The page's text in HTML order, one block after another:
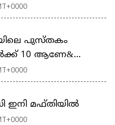
പുസ്തകം
10 ആണേ&...
ഇനി മഫ്തിയില്‍